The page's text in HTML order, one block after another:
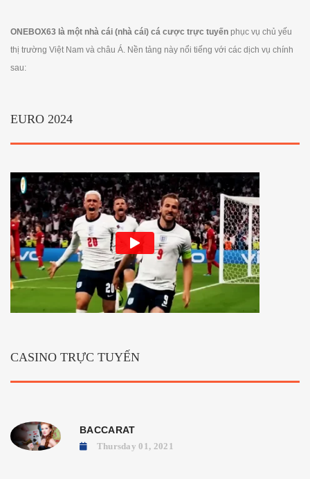
ONEBOX63 là một nhà cái (nhà cái) cá cược trực tuyến phục vụ chủ yếu
thị trường Việt Nam và châu Á. Nền tảng này nổi tiếng với các dịch vụ chính
sau:
EURO 2024
CASINO TRỰC TUYẾN
BACCARAT
Thursday 01, 2021